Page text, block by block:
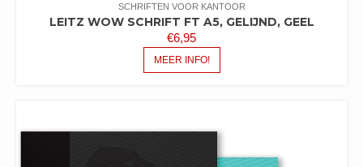
SCHRIFTEN VOOR KANTOOR
LEITZ WOW SCHRIFT FT A5, GELIJND, GEEL
€6,95
MEER INFO!